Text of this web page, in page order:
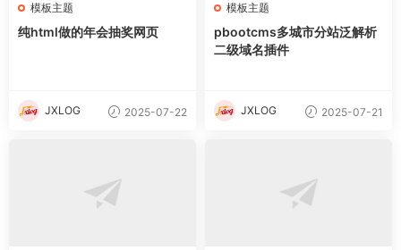
模板主题
纯html做的年会抽奖网页
JXLOG 2025-07-22
模板主题
pbootcms多城市分站泛解析
二级域名插件
JXLOG 2025-07-21